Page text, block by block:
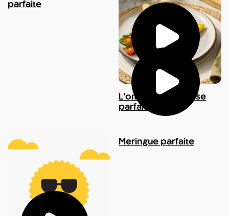
parfaite
L'omelette française
parfaite
Meringue parfaite